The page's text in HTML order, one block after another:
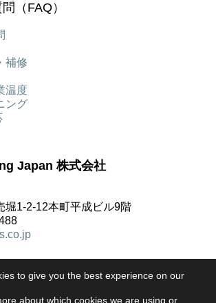
（FAQ）
補修
温度
ング
Japan 株式会社
堀1-2-12本町平成ビル9階
to give you the best experience on our
about which cookies we are using or